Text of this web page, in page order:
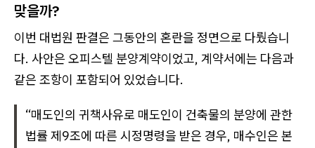
맞을까?
이번 대법원 판결은 그동안의 혼란을 정면으로 다뤘습니
다. 사안은 오피스텔 분양계약이었고, 계약서에는 다음과
같은 조항이 포함되어 있었습니다.
“매도인의 귀책사유로 매도인이 건축물의 분양에 관한
법률 제9조에 따른 시정명령을 받은 경우, 매수인은 본